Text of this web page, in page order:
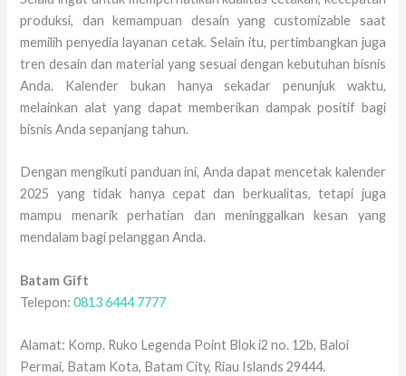
produksi, dan kemampuan desain yang customizable saat
memilih penyedia layanan cetak. Selain itu, pertimbangkan juga
tren desain dan material yang sesuai dengan kebutuhan bisnis
Anda. Kalender bukan hanya sekadar penunjuk waktu,
melainkan alat yang dapat memberikan dampak positif bagi
bisnis Anda sepanjang tahun.
Dengan mengikuti panduan ini, Anda dapat mencetak kalender
2025 yang tidak hanya cepat dan berkualitas, tetapi juga
mampu menarik perhatian dan meninggalkan kesan yang
mendalam bagi pelanggan Anda.
Batam Gift
Telepon:0813 6444 7777
Alamat: Komp. Ruko Legenda Point Blok i2 no. 12b, Baloi
Permai, Batam Kota, Batam City, Riau Islands 29444.